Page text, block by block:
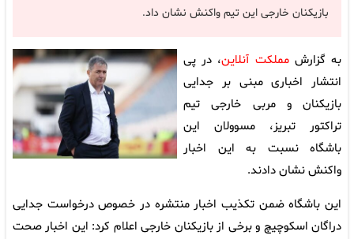
بازیکنان خارجی این تیم واکنش نشان داد.
به گزارشمملکت آنلاین، در پی
انتشار اخباری مبنی بر جدایی
بازیکنان و مربی خارجی تیم
تراکتور تبریز، مسوولان این
باشگاه نسبت به این اخبار
واکنش نشان دادند.
این باشگاه ضمن تکذیب اخبار منتشره در خصوص درخواست جدایی
دراگان اسکوچیچ و برخی از بازیکنان خارجی اعلام کرد: این اخبار صحت